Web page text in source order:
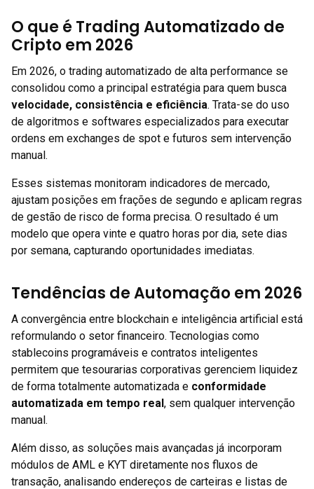
O que é Trading Automatizado de
Cripto em 2026
Em 2026, o trading automatizado de alta performance se
consolidou como a principal estratégia para quem busca
velocidade, consistência e eficiência. Trata-se do uso
de algoritmos e softwares especializados para executar
ordens em exchanges de spot e futuros sem intervenção
manual.
Esses sistemas monitoram indicadores de mercado,
ajustam posições em frações de segundo e aplicam regras
de gestão de risco de forma precisa. O resultado é um
modelo que opera vinte e quatro horas por dia, sete dias
por semana, capturando oportunidades imediatas.
Tendências de Automação em 2026
A convergência entre blockchain e inteligência artificial está
reformulando o setor financeiro. Tecnologias como
stablecoins programáveis e contratos inteligentes
permitem que tesourarias corporativas gerenciem liquidez
de forma totalmente automatizada e conformidade
automatizada em tempo real, sem qualquer intervenção
manual.
Além disso, as soluções mais avançadas já incorporam
módulos de AML e KYT diretamente nos fluxos de
transação, analisando endereços de carteiras e listas de